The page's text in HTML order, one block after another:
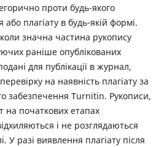
проти будь-якого
плагіату в будь-якій формі.
значна частина рукопису
раніше опублікованих
для публікації в журнал,
на наявність плагіату за
забезпечення Turnitin. Рукописи,
на початкових етапах
і не розглядаються
У разі виявлення плагіату після